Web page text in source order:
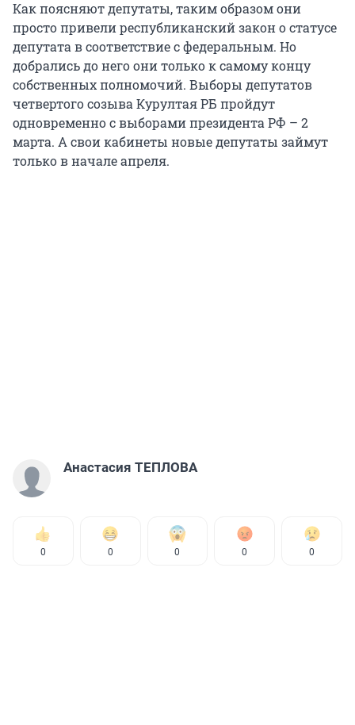
Как поясняют депутаты, таким образом они
просто привели республиканский закон о статусе
депутата в соответствие с федеральным. Но
добрались до него они только к самому концу
собственных полномочий. Выборы депутатов
четвертого созыва Курултая РБ пройдут
одновременно с выборами президента РФ – 2
марта. А свои кабинеты новые депутаты займут
только в начале апреля.
Анастасия ТЕПЛОВА
0 0 0 0 0